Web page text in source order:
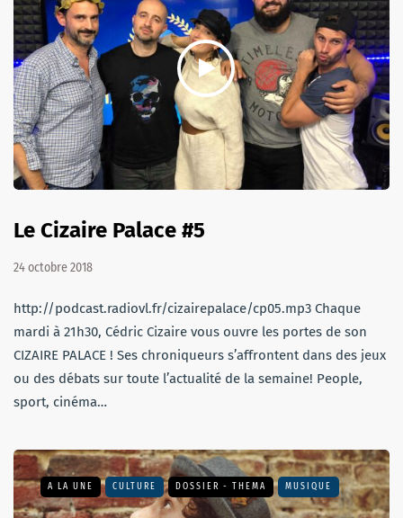
Le Cizaire Palace #5
24 octobre 2018
http://podcast.radiovl.fr/cizairepalace/cp05.mp3 Chaque
mardi à 21h30, Cédric Cizaire vous ouvre les portes de son
CIZAIRE PALACE ! Ses chroniqueurs s’affrontent dans des jeux
ou des débats sur toute l’actualité de la semaine! People,
sport, cinéma…
A LA UNE CULTURE DOSSIER - THEMA MUSIQUE